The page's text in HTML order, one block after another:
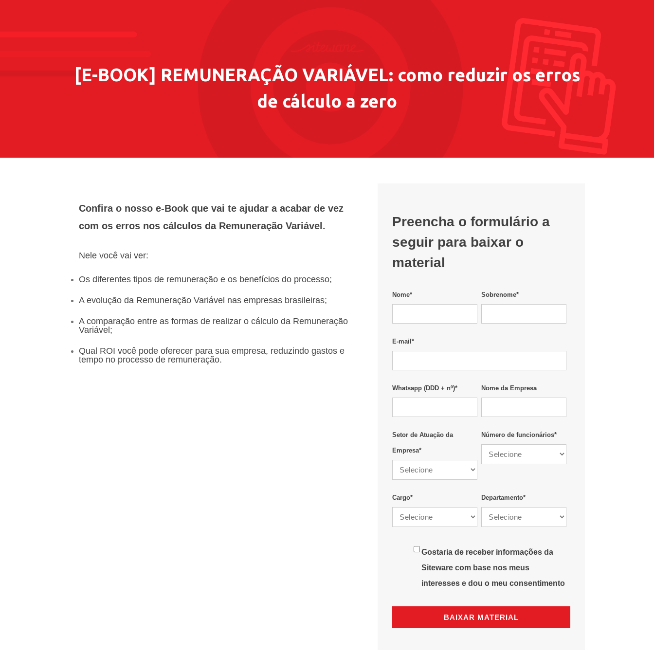
[E-BOOK] REMUNERAÇÃO VARIÁVEL: como reduzir os erros
de cálculo a zero
Confira o nosso e-Book que vai te ajudar a acabar de vez
com os erros nos cálculos da Remuneração Variável.
Nele você vai ver:
Os diferentes tipos de remuneração e os benefícios do processo;
A evolução da Remuneração Variável nas empresas brasileiras;
A comparação entre as formas de realizar o cálculo da Remuneração
Variável;
Qual ROI você pode oferecer para sua empresa, reduzindo gastos e
tempo no processo de remuneração.
Preencha o formulário a
seguir para baixar o
material
Nome* Sobrenome*
E-mail*
Whatsapp (DDD + nº)* Nome da Empresa
Setor de Atuação da
Empresa*
Número de funcionários*
Cargo* Departamento*
Gostaria de receber informações da
Siteware com base nos meus
interesses e dou o meu consentimento